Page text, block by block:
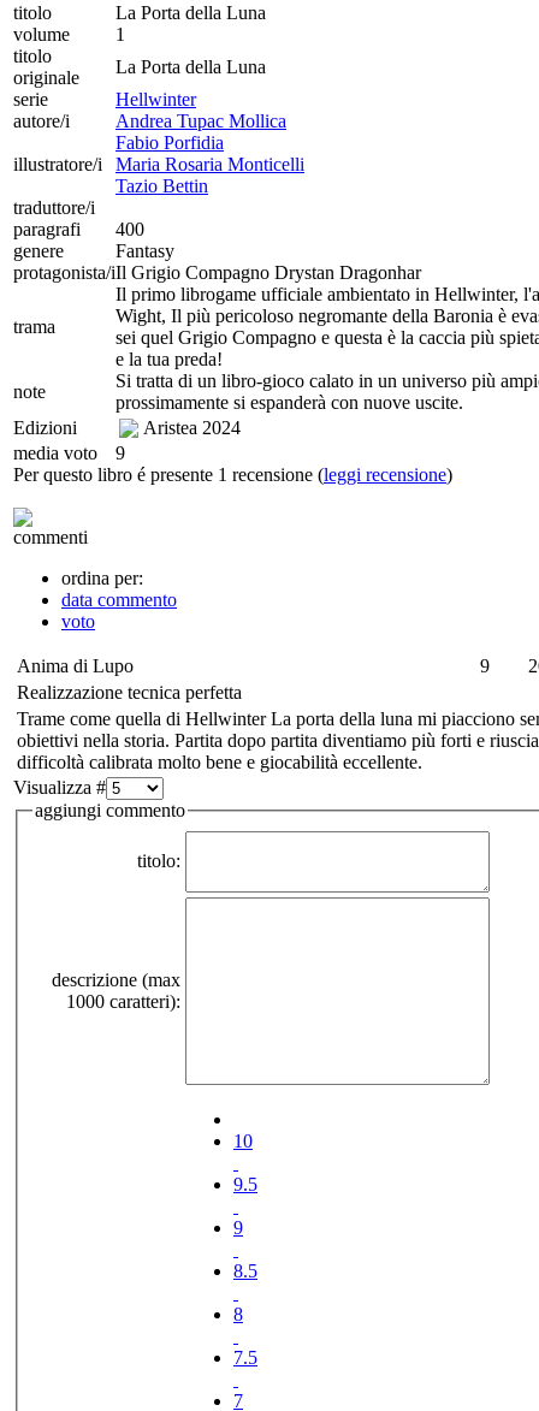
titolo
La Porta della Luna
volume
1
titolo
originale
La Porta della Luna
serie
Hellwinter
autore/i
Andrea Tupac Mollica
illustratore/i
Fabio Porfidia
Maria Rosaria Monticelli
Tazio Bettin
traduttore/i
paragrafi
400
genere
Fantasy
protagonista/iIl Grigio Compagno Drystan Dragonhar
trama
Il primo librogame ufficiale ambientato in Hellwinter,
Wight, Il più pericoloso negromante della Baronia è
sei quel Grigio Compagno e questa è la caccia più
e la tua preda!
note
Si tratta di un libro-gioco calato in un universo più
prossimamente si espanderà con nuove uscite.
Edizioni
Aristea 2024
media voto
9
Per questo libro é presente 1 recensione (leggi recensione)
commenti
ordina per:
data commento
voto
Anima di Lupo 9
Realizzazione tecnica perfetta
Trame come quella di Hellwinter La porta della luna mi piacciono
obiettivi nella storia. Partita dopo partita diventiamo più forti e
difficoltà calibrata molto bene e giocabilità eccellente.
Visualizza #
aggiungi commento
titolo:
descrizione (max
1000 caratteri):
10
9.5
9
8.5
8
7.5
7